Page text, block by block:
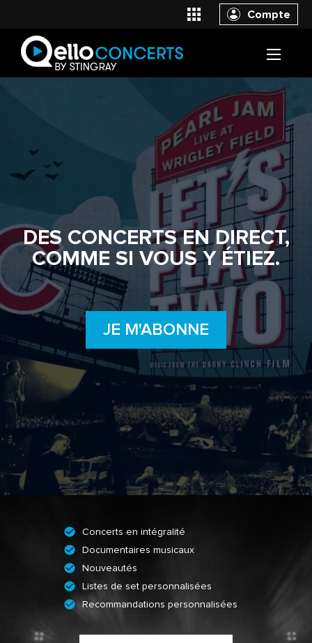
Compte
DES CONCERTS EN DIRECT,
COMME SI VOUS Y ÉTIEZ.
JE M'ABONNE
Concerts en intégralité
Documentaires musicaux
Nouveautés
Listes de set personnalisées
Recommandations personnalisées